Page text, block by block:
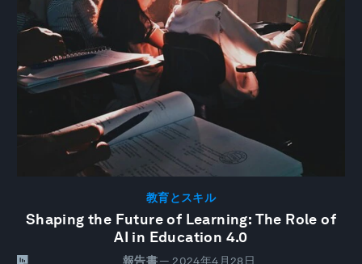
教育とスキル
Shaping the Future of Learning: The Role of
AI in Education 4.0
報告書— 2024年4月28日